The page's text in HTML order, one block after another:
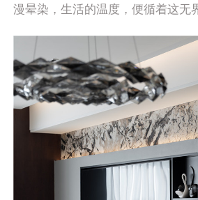
漫晕染，生活的温度，便循着这无